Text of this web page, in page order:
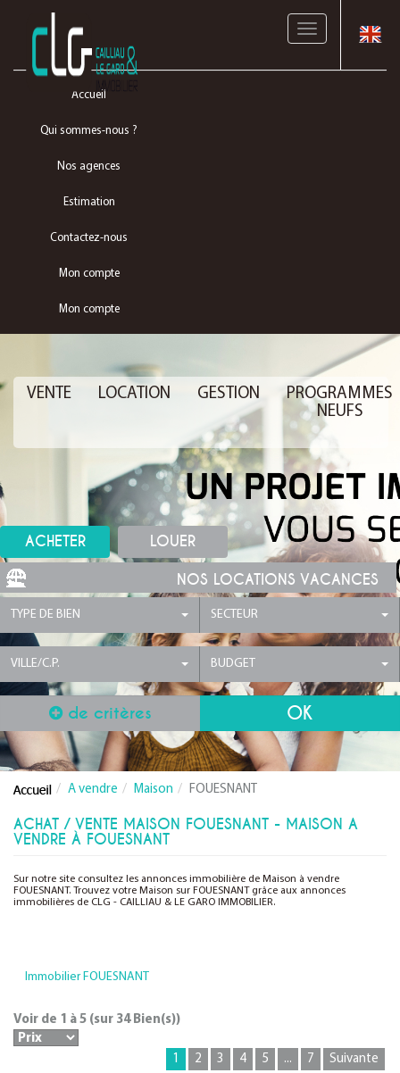
Toggle
Accueil
Qui sommes-nous ?
Nos agences
Estimation
Contactez-nous
Mon compte
Mon compte
VENTE LOCATION GESTION
PROGRAMMES
NEUFS
ACHETER LOUER
NOS LOCATIONS VACANCES
TYPE DE BIEN SECTEUR
VILLE/C.P. BUDGET
de critères
A vendre Maison FOUESNANT
ACHAT / VENTE MAISON FOUESNANT - MAISON A
VENDRE À FOUESNANT
Sur notre site consultez les annonces immobilière de Maison à vendre
FOUESNANT. Trouvez votre Maison sur FOUESNANT grâce aux annonces
immobilières de CLG - CAILLIAU & LE GARO IMMOBILIER.
Immobilier FOUESNANT
Voir de 1 à 5 (sur 34Bien(s))
1 2 3 4 5 ... 7 Suivante